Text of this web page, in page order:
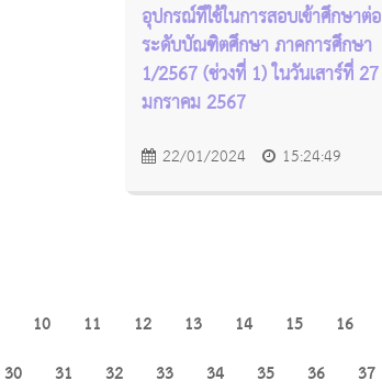
อุปกรณ์ที่ใช้ในการสอบเข้าศึกษาต่อ
ระดับบัณฑิตศึกษา ภาคการศึกษา
1/2567 (ช่วงที่ 1) ในวันเสาร์ที่ 27
มกราคม 2567
22/01/2024 15:24:49
10 11 12 13 14 15 16
30 31 32 33 34 35 36 37